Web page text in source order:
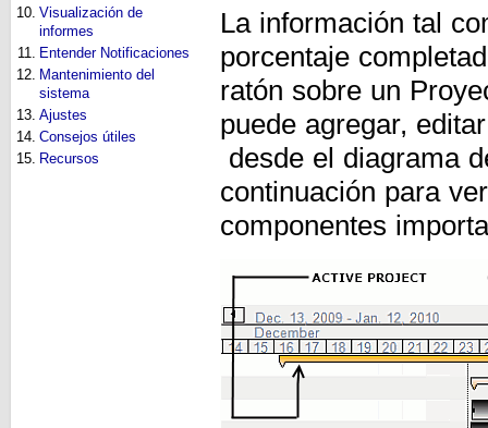
10. Visualización de
informes
11. Entender Notificaciones
12. Mantenimiento del
sistema
13. Ajustes
14. Consejos útiles
15. Recursos
La información tal
porcentaje
ratón sobre un
puede agregar,
desde el diagrama
continuación para
componentes